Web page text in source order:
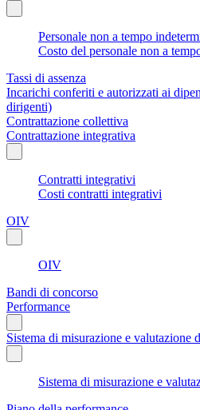
Personale non a tempo
Costo del personale non a
Tassi di assenza
Incarichi conferiti e autorizzati ai
dirigenti)
Contrattazione collettiva
Contrattazione integrativa
Contratti integrativi
Costi contratti integrativi
OIV
OIV
Bandi di concorso
Performance
Sistema di misurazione e valutazione
Sistema di misurazione e